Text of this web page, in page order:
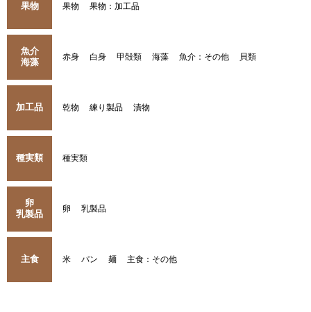
果物 果物 果物：加工品
魚介
海藻
赤身 白身 甲殻類 海藻 魚介：その他 貝類
加工品 乾物 練り製品 漬物
種実類 種実類
卵
乳製品
卵 乳製品
主食 米 パン 麺 主食：その他